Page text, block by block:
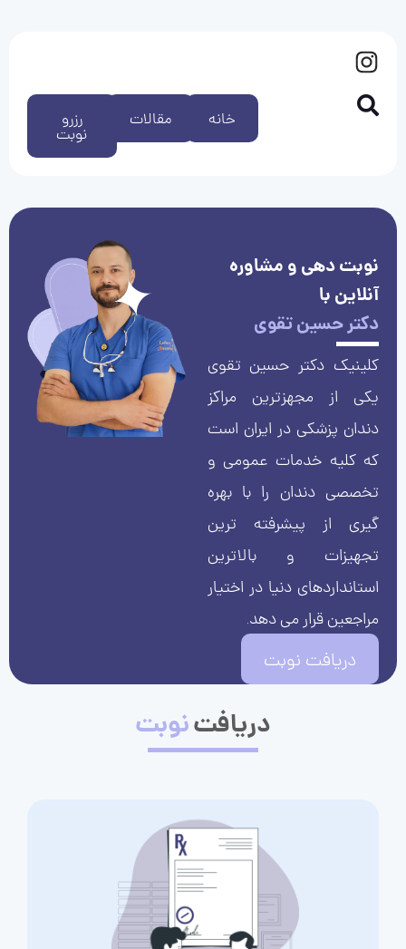
رزرو
نوبت
مقالات خانه
نوبت دهی و مشاوره
آنلاین با
دکتر حسین تقوی
کلینیک دکتر حسین تقوی
یکی از مجهزترین مراکز
دندان پزشکی در ایران است
که کلیه خدمات عمومی و
تخصصی دندان را با بهره
گیری از پیشرفته ترین
تجهیزات و بالاترین
استانداردهای دنیا در اختیار
مراجعین قرار می دهد.
دریافت نوبت
دریافتنوبت